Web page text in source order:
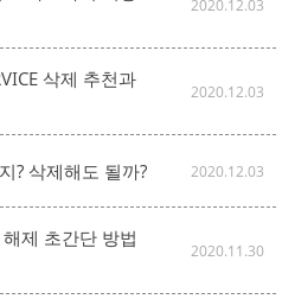
2020.12.03
삭제 추천과
2020.12.03
? 삭제해도 될까? 2020.12.03
제 초간단 방법
2020.11.30